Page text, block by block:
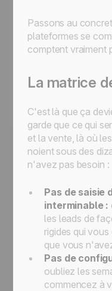
Passons au
plateformes se
comptent vraiment
La matrice
C'est là que ça
garde que ce qui
et la vente, là où
noient sous des
n'avez pas besoin :
Pas de saisie
interminable :
les leads de
rigides qui
que vous
Pas de
oubliez les
commencez à